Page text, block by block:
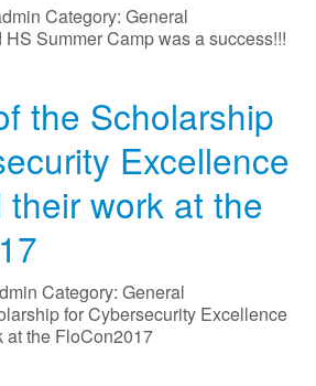
Category: General
Summer Camp was a success!!!
the Scholarship
Excellence
work at the
Category: General
for Cybersecurity Excellence
at the FloCon2017